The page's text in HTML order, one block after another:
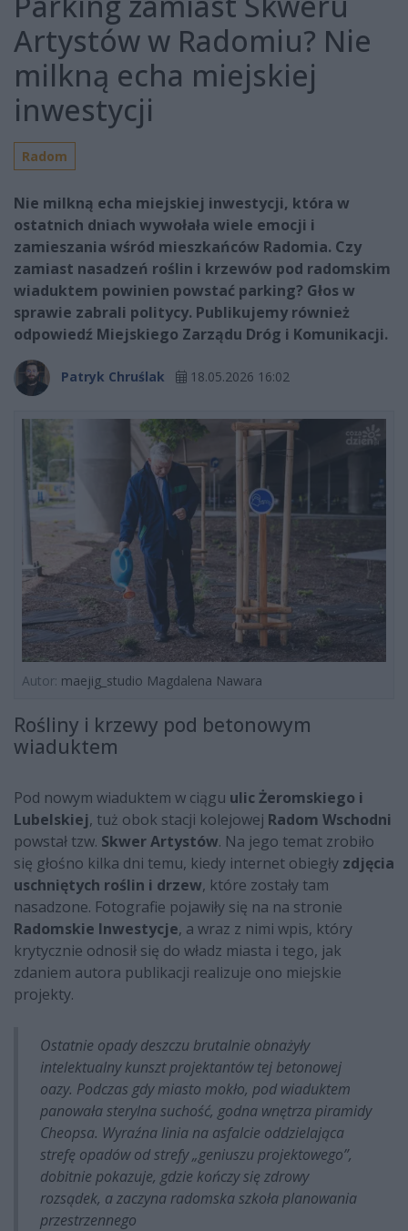
Artystów w Radomiu? Nie
milkną echa miejskiej
inwestycji
Radom
Nie milkną echa miejskiej inwestycji, która w
ostatnich dniach wywołała wiele emocji i
zamieszania wśród mieszkańców Radomia. Czy
zamiast nasadzeń roślin i krzewów pod radomskim
wiaduktem powinien powstać parking? Głos w
sprawie zabrali politycy. Publikujemy również
odpowiedź Miejskiego Zarządu Dróg i Komunikacji.
Patryk Chruślak 18.05.2026 16:02
Autor: maejig_studio Magdalena Nawara
Rośliny i krzewy pod betonowym
wiaduktem
Pod nowym wiaduktem w ciągu ulic Żeromskiego i
Lubelskiej, tuż obok stacji kolejowej Radom Wschodni
powstał tzw. Skwer Artystów. Na jego temat zrobiło
się głośno kilka dni temu, kiedy internet obiegły zdjęcia
uschniętych roślin i drzew, które zostały tam
nasadzone. Fotografie pojawiły się na na stronie
Radomskie Inwestycje, a wraz z nimi wpis, który
krytycznie odnosił się do władz miasta i tego, jak
zdaniem autora publikacji realizuje ono miejskie
projekty.
Ostatnie opady deszczu brutalnie obnażyły
intelektualny kunszt projektantów tej betonowej
oazy. Podczas gdy miasto mokło, pod wiaduktem
panowała sterylna suchość, godna wnętrza piramidy
Cheopsa. Wyraźna linia na asfalcie oddzielająca
strefę opadów od strefy „geniuszu projektowego”,
dobitnie pokazuje, gdzie kończy się zdrowy
rozsądek, a zaczyna radomska szkoła planowania
przestrzennego